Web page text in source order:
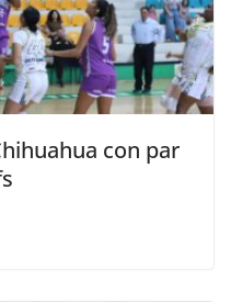
con par